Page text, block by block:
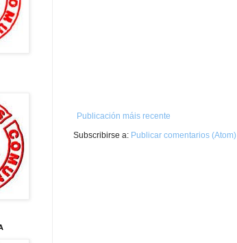
Publicación máis recente
Subscribirse a: Publicar comentarios (Atom)